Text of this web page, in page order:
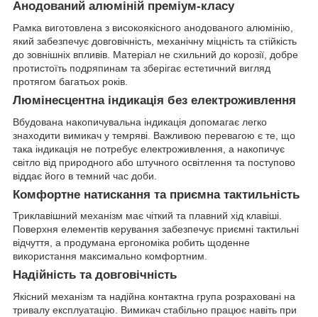
Анодований алюміній преміум-класу
Рамка виготовлена з високоякісного анодованого алюмінію,
який забезпечує довговічність, механічну міцність та стійкість
до зовнішніх впливів. Матеріал не схильний до корозії, добре
протистоїть подряпинам та зберігає естетичний вигляд
протягом багатьох років.
Люмінесцентна індикація без електроживлення
Вбудована накопичувальна індикація допомагає легко
знаходити вимикач у темряві. Важливою перевагою є те, що
така індикація не потребує електроживлення, а накопичує
світло від природного або штучного освітлення та поступово
віддає його в темний час доби.
Комфортне натискання та приємна тактильність
Триклавішний механізм має чіткий та плавний хід клавіші.
Поверхня елементів керування забезпечує приємні тактильні
відчуття, а продумана ергономіка робить щоденне
використання максимально комфортним.
Надійність та довговічність
Якісний механізм та надійна контактна група розраховані на
тривалу експлуатацію. Вимикач стабільно працює навіть при